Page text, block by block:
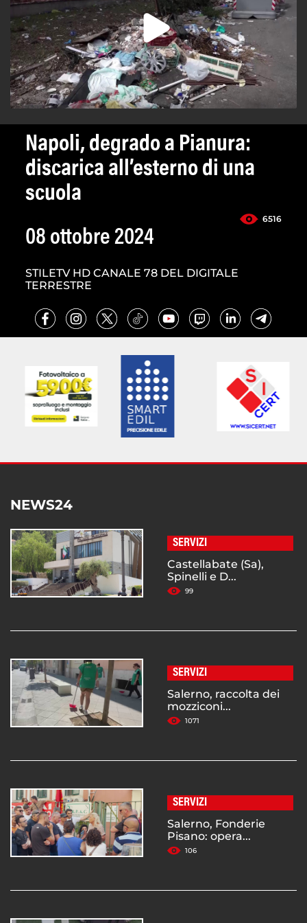
Napoli, degrado a Pianura:
discarica all’esterno di una
scuola
6516
08 ottobre 2024
STILETV HD CANALE 78 DEL DIGITALE
TERRESTRE
NEWS24
SERVIZI
Castellabate (Sa),
Spinelli e D...
99
SERVIZI
Salerno, raccolta dei
mozziconi...
1071
SERVIZI
Salerno, Fonderie
Pisano: opera...
106